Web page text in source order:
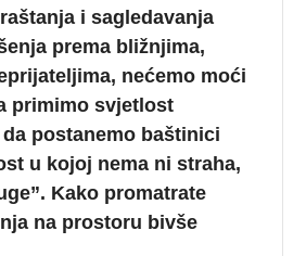
i sagledavanja
prema bližnjima,
nećemo moći
primimo svjetlost
postanemo baštinici
u kojoj nema ni straha,
Kako promatrate
na prostoru bivše